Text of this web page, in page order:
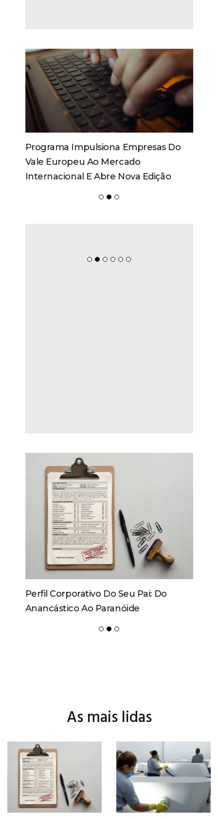
Programa Impulsiona Empresas Do
Vale Europeu Ao Mercado
Internacional E Abre Nova Edição
Perfil Corporativo Do Seu Pai: Do
Anancástico Ao Paranóide
As mais lidas